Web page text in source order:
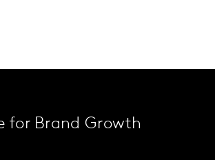
for Brand Growth